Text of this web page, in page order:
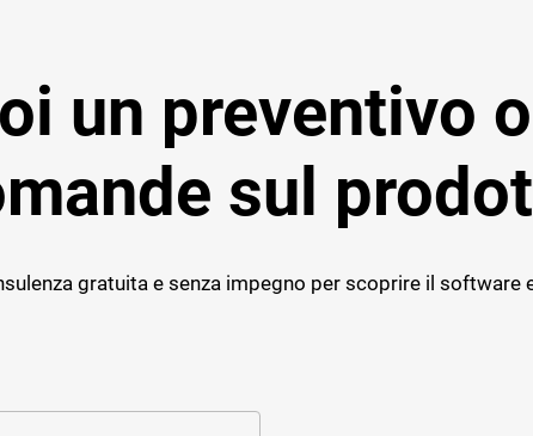
un preventivo
sul
gratuita e senza impegno per scoprire il software